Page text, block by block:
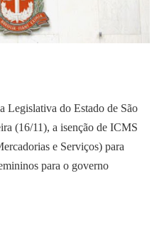
Legislativa do Estado de São
(16/11), a isenção de ICMS
e Serviços) para
para o governo